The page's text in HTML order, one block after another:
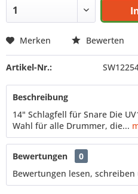
Merken Bewerten
Artikel-Nr.:
Beschreibung
14" Schlagfell für Snare Die
Wahl für alle Drummer, die...
Bewertungen
0
Bewertungen lesen,